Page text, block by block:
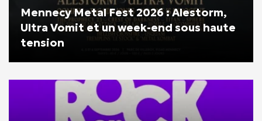
Mennecy Metal Fest 2026 : Alestorm,
Ultra Vomit et un week-end sous haute
tension